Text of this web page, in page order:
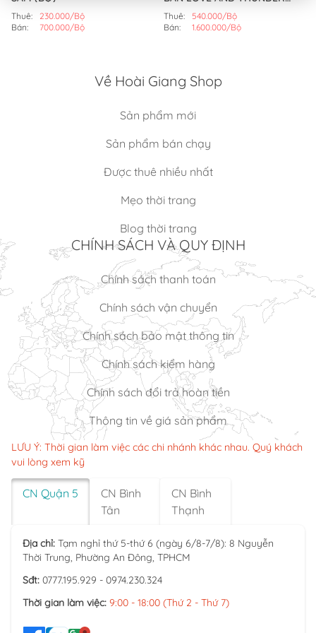
Thuê:
230.000/Bộ
Bán:
700.000/Bộ
THOR (BỘ)
Thuê:
540.000/Bộ
Bán:
1.600.000/Bộ
Về Hoài Giang Shop
Sản phẩm mới
Sản phẩm bán chạy
Được thuê nhiều nhất
Mẹo thời trang
Blog thời trang
CHÍNH SÁCH VÀ QUY ĐỊNH
Chính sách thanh toán
Chính sách vận chuyển
Chính sách bảo mật thông tin
Chính sách kiểm hàng
Chính sách đổi trả hoàn tiền
Thông tin về giá sản phẩm
LƯU Ý: Thời gian làm việc các chi nhánh khác nhau. Quý khách
vui lòng xem kỹ
CN Quận 5
CN Bình
Tân
CN Bình
Thạnh
Địa chỉ: Tạm nghỉ thứ 5-thứ 6 (ngày 6/8-7/8): 8 Nguyễn
Thời Trung, Phường An Đông, TPHCM
Sđt: 0777.195.929 - 0974.230.324
Thời gian làm việc: 9:00 - 18:00 (Thứ 2 - Thứ 7)